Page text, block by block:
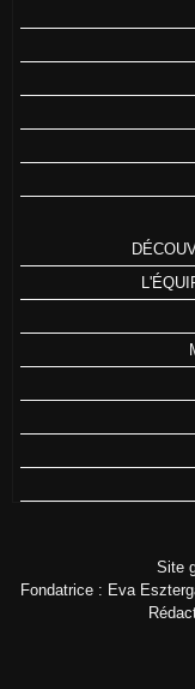
Site
Fondatrice : Eva